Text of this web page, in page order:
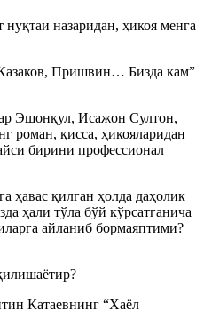
назаридан, ҳикоя менга
Пришвин… Бизда кам”
Эшонқул, Исажон Султон,
қисса, ҳикояларидан
бирини профессионал
ҳавас қилган ҳолда даҳолик
ҳали тўла бўй кўрсатганича
айланиб бормаяптими?
Катаевнинг “Хаёл